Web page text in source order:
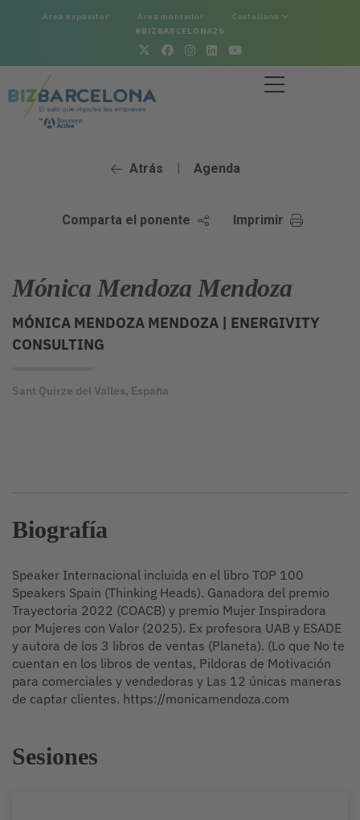
Área expositor Área montador Castellano
#BIZBARCELONA26
Atrás | Agenda
Comparta el ponente Imprimir
Mónica Mendoza Mendoza
MÓNICA MENDOZA MENDOZA | ENERGIVITY
CONSULTING
Sant Quirze del Valles, España
Biografía
Speaker Internacional incluida en el libro TOP 100
Speakers Spain (Thinking Heads). Ganadora del premio
Trayectoria 2022 (COACB) y premio Mujer Inspiradora
por Mujeres con Valor (2025). Ex profesora UAB y ESADE
y autora de los 3 libros de ventas (Planeta). (Lo que No te
cuentan en los libros de ventas, Pildoras de Motivación
para comerciales y vendedoras y Las 12 únicas maneras
de captar clientes. https://monicamendoza.com
Sesiones